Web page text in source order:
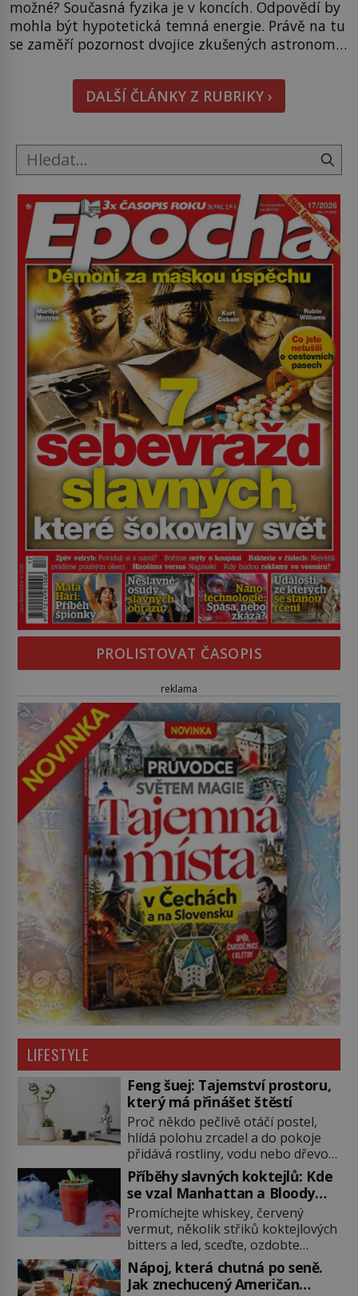
možné? Současná fyzika je v koncích. Odpovědí by
mohla být hypotetická temná energie. Právě na tu
se zaměří pozornost dvojice zkušených astronomů.
hmatatelnějšího. Naprosto rekordní kometu!
Astronomové Pedro Bernardinelli a Gary Bernstein
mravenčí prací zkoumají archivní snímky v rámci
DALŠÍ ČLÁNKY Z RUBRIKY ›
PROLISTOVAT ČASOPIS
reklama
LIFESTYLE
Feng šuej: Tajemství prostoru,
který má přinášet štěstí
Proč někdo pečlivě otáčí postel,
hlídá polohu zrcadel a do pokoje
přidává rostliny, vodu nebo dřevo?
Feng šuej tvrdí, že domov není jen
soubor zdí a nábytku. Je to prostor,
kterým proudí energie čchi a jeho
uspořádání může ovlivňovat, jak se
v něm člověk cítí. Feng šuej má
kořeny ve staré Číně a jeho historie
[…]
Příběhy slavných koktejlů: Kde
se vzal Manhattan a Bloody
Mary?
Promíchejte whiskey, červený
vermut, několik střiků koktejlových
bitters a led, sceďte, ozdobte
koktejlovou třešinkou a tadá…
Manhattan je tu! A pokud to má být
Nápoj, která chutná po seně.
Jak znechucený Američan